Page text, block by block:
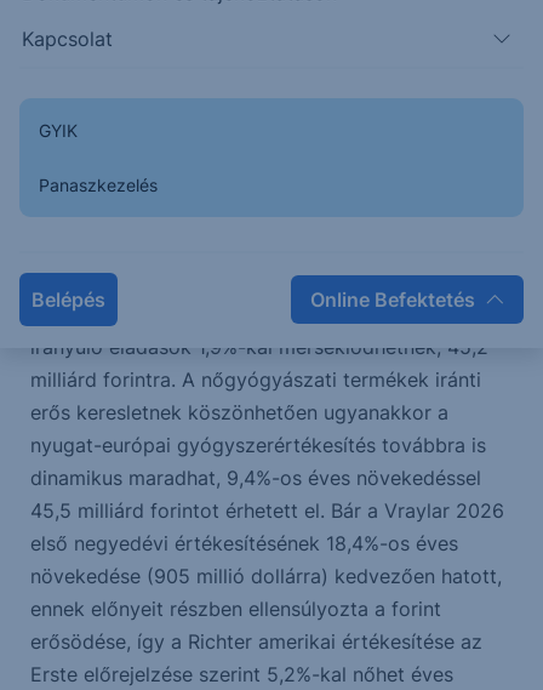
Kapcsolat
GYIK
Panaszkezelés
Belépés Online Befektetés
növekedést mutathat, éves összevetésben 2,7%-kal,
Richter szempontjából kedvezőtlenül alakuló
(Közép-Európa és Kelet-Európa) irányuló 2025
negyedik negyedévi előszállítások hatására a kelet-
várhatóan 3,1%-kal csökken éves bázison, 42,4
milliárd forintra, míg a közép-európai piacokra
irányuló eladások 1,9%-kal mérséklődhetnek, 45,2
milliárd forintra. A nőgyógyászati termékek iránti
erős keresletnek köszönhetően ugyanakkor a
nyugat-európai gyógyszerértékesítés továbbra is
dinamikus maradhat, 9,4%-os éves növekedéssel
45,5 milliárd forintot érhetett el. Bár a Vraylar 2026
első negyedévi értékesítésének 18,4%-os éves
növekedése (905 millió dollárra) kedvezően hatott,
ennek előnyeit részben ellensúlyozta a forint
erősödése, így a Richter amerikai értékesítése az
Erste előrejelzése szerint 5,2%-kal nőhet éves